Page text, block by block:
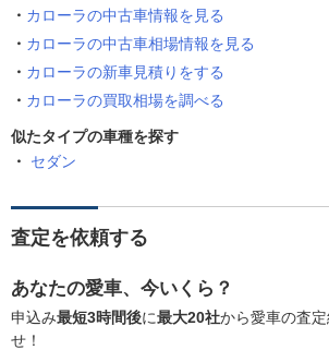
カローラの中古車情報を見る
カローラの中古車相場情報を見る
カローラの新車見積りをする
カローラの買取相場を調べる
似たタイプの車種を探す
セダン
査定を依頼する
あなたの愛車、今いくら？
申込み最短3時間後に最大20社から愛車の査
せ！